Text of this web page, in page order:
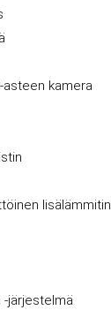
asteen kamera
lisälämmitin
-järjestelmä